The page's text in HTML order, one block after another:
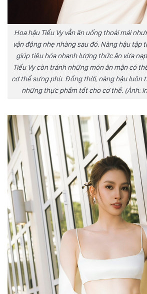
Hoa hậu Tiểu Vy vẫn ăn uống thoải mái
vận động nhẹ nhàng sau đó. Nàng hậu tập
giúp tiêu hóa nhanh lượng thức ăn vừa
Tiểu Vy còn tránh những món ăn mặn có
cơ thể sưng phù. Đồng thời, nàng hậu luôn
những thực phẩm tốt cho cơ thể. (Ảnh: